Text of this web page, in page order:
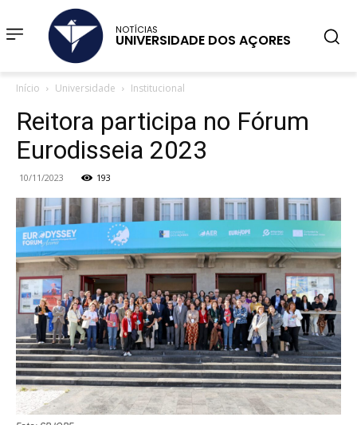
NOTÍCIAS
UNIVERSIDADE DOS AÇORES
Início Universidade Institucional
Reitora participa no Fórum
Eurodisseia 2023
10/11/2023 193